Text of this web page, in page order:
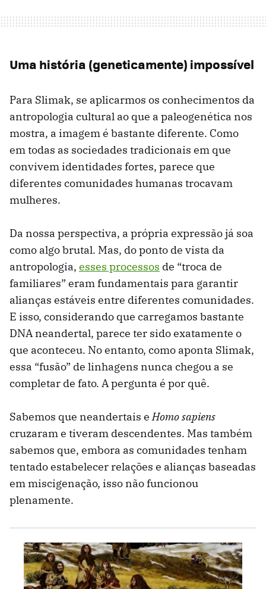
Uma história (geneticamente) impossível
Para Slimak, se aplicarmos os conhecimentos da
antropologia cultural ao que a paleogenética nos
mostra, a imagem é bastante diferente. Como
em todas as sociedades tradicionais em que
convivem identidades fortes, parece que
diferentes comunidades humanas trocavam
mulheres.
Da nossa perspectiva, a própria expressão já soa
como algo brutal. Mas, do ponto de vista da
antropologia, esses processos de “troca de
familiares” eram fundamentais para garantir
alianças estáveis entre diferentes comunidades.
E isso, considerando que carregamos bastante
DNA neandertal, parece ter sido exatamente o
que aconteceu. No entanto, como aponta Slimak,
essa “fusão” de linhagens nunca chegou a se
completar de fato. A pergunta é por quê.
Sabemos que neandertais eHomo sapiens
cruzaram e tiveram descendentes. Mas também
sabemos que, embora as comunidades tenham
tentado estabelecer relações e alianças baseadas
em miscigenação, isso não funcionou
plenamente.